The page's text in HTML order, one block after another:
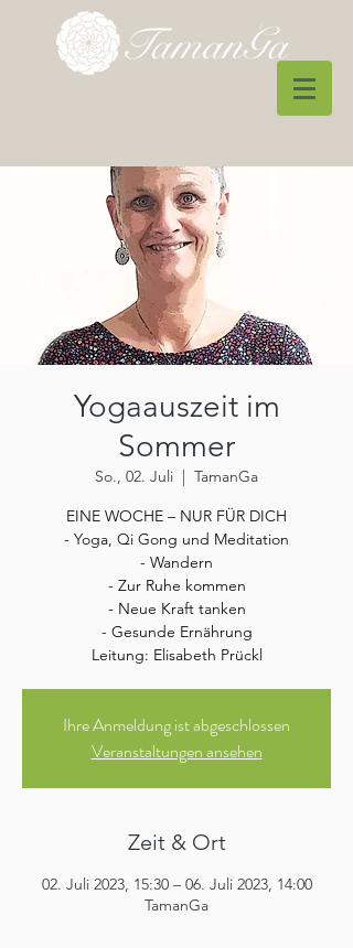
Yogaauszeit im
Sommer
So., 02. Juli
  |
TamanGa
EINE WOCHE – NUR FÜR DICH
- Yoga, Qi Gong und Meditation
- Wandern
- Zur Ruhe kommen
- Neue Kraft tanken
- Gesunde Ernährung
Leitung: Elisabeth Prückl
Ihre Anmeldung ist abgeschlossen
Veranstaltungen ansehen
Zeit & Ort
02. Juli 2023, 15:30 – 06. Juli 2023, 14:00
TamanGa